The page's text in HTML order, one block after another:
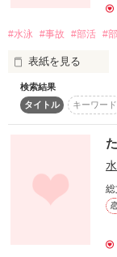
悠に出逢ってから
戸惑うこともあった
傷つき涙を流すこ
だけど、アタシの
そして、この作
#水泳 #事故 #部活 #
表紙を見る
水泳…
みなさんは好きで
泳げるうちにたく
検索結果
タイトル
キーワード